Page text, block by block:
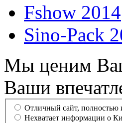
Fshow 2014
Sino-Pack
Мы ценим
Ваши
Отличный сайт, полностью
Нехватает информации о